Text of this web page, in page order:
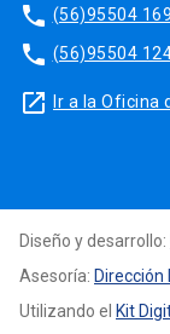
phone (56)95504
phone (56)95504
launch Ir a la Oficina
Diseño y desarrollo:
Asesoría: Dirección
Utilizando el Kit